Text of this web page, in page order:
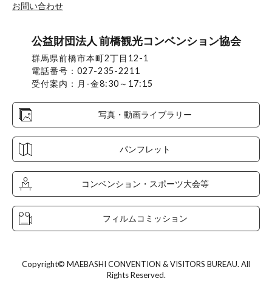
お問い合わせ
公益財団法人 前橋観光コンベンション協会
群馬県前橋市本町2丁目12-1
電話番号：027-235-2211
受付案内：月-金8:30～17:15
写真・動画ライブラリー
パンフレット
コンベンション・スポーツ大会等
フィルムコミッション
Copyright© MAEBASHI CONVENTION & VISITORS BUREAU. All
Rights Reserved.